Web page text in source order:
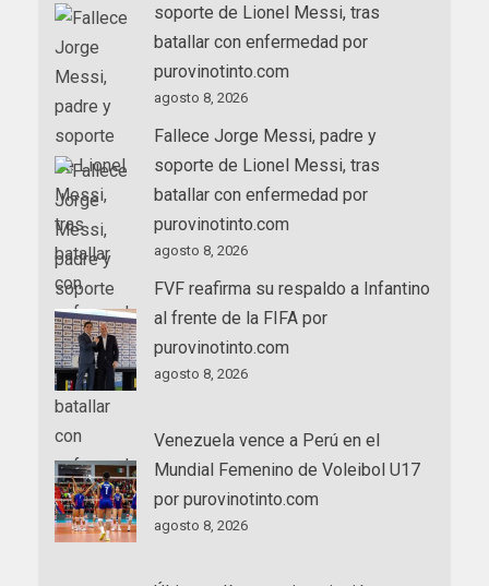
soporte de Lionel Messi, tras
batallar con enfermedad por
purovinotinto.com
agosto 8, 2026
Fallece Jorge Messi, padre y
soporte de Lionel Messi, tras
batallar con enfermedad por
purovinotinto.com
agosto 8, 2026
FVF reafirma su respaldo a Infantino
al frente de la FIFA por
purovinotinto.com
agosto 8, 2026
Venezuela vence a Perú en el
Mundial Femenino de Voleibol U17
por purovinotinto.com
agosto 8, 2026